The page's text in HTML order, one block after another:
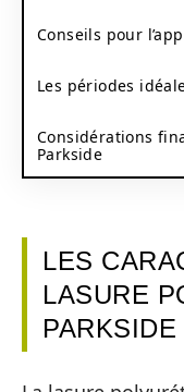
Conseils pour
Les périodes
Considérations
Parkside
LES
LASURE
PARKSIDE